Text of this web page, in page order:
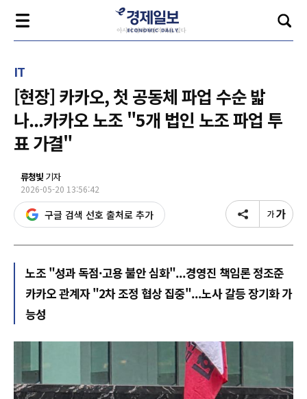
IT
[현장] 카카오, 첫 공동체 파업 수순 밟
나...카카오 노조 "5개 법인 노조 파업 투
표 가결"
류청빛 기자
2026-05-20 13:56:42
구글 검색 선호 출처로 추가
노조 "성과 독점·고용 불안 심화"...경영진 책임론 정조준
카카오 관계자 "2차 조정 협상 집중"...노사 갈등 장기화 가
능성